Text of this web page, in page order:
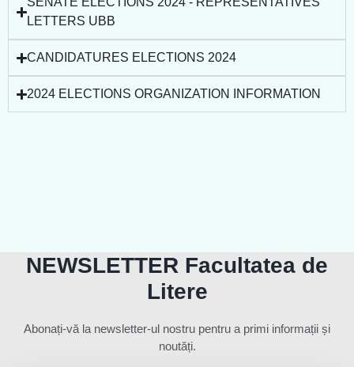
LETTERS UBB
CANDIDATURES ELECTIONS 2024
2024 ELECTIONS ORGANIZATION INFORMATION
NEWSLETTER Facultatea de
Litere
Abonați-vă la newsletter-ul nostru pentru a primi informații și
noutăți.